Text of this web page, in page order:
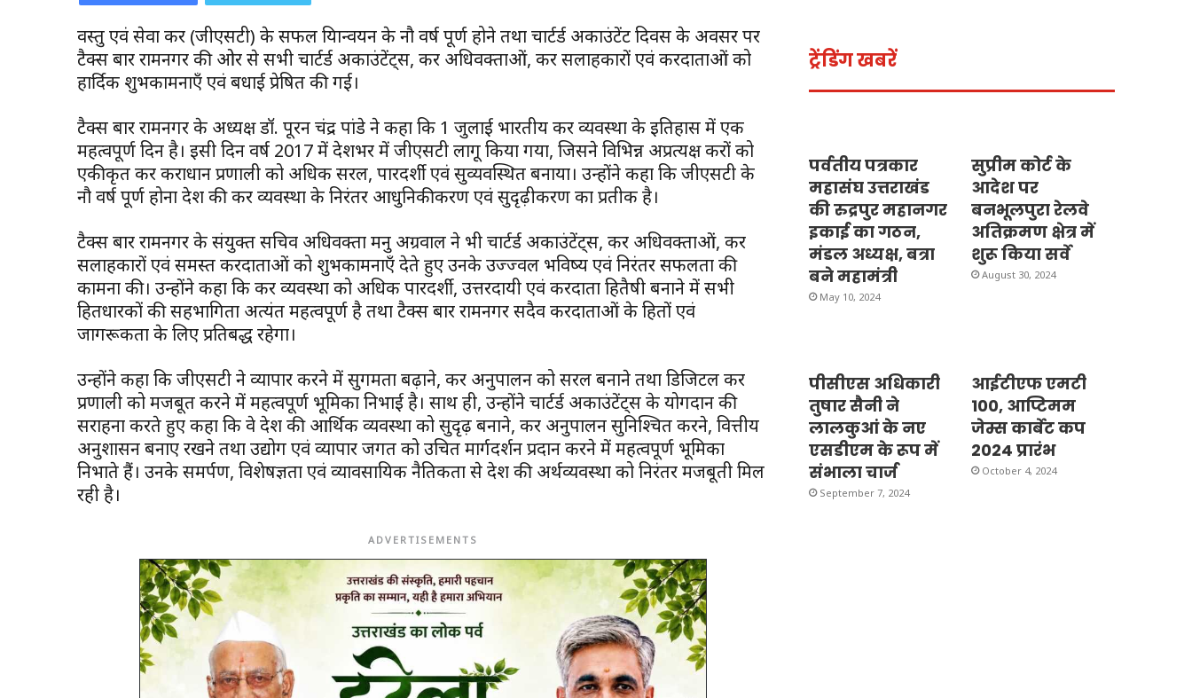
वस्तु एवं सेवा कर (जीएसटी) के सफल क्रियान्वयन के नौ वर्ष पूर्ण होने तथा चार्टर्ड अकाउंटेंट दिवस के अवसर पर
टैक्स बार रामनगर की ओर से सभी चार्टर्ड अकाउंटेंट्स, कर अधिवक्ताओं, कर सलाहकारों एवं करदाताओं को
हार्दिक शुभकामनाएँ एवं बधाई प्रेषित की गई।
टैक्स बार रामनगर के अध्यक्ष डॉ. पूरन चंद्र पांडे ने कहा कि 1 जुलाई भारतीय कर व्यवस्था के इतिहास में एक
महत्वपूर्ण दिन है। इसी दिन वर्ष 2017 में देशभर में जीएसटी लागू किया गया, जिसने विभिन्न अप्रत्यक्ष करों को
एकीकृत कर कराधान प्रणाली को अधिक सरल, पारदर्शी एवं सुव्यवस्थित बनाया। उन्होंने कहा कि जीएसटी के
नौ वर्ष पूर्ण होना देश की कर व्यवस्था के निरंतर आधुनिकीकरण एवं सुदृढ़ीकरण का प्रतीक है।
टैक्स बार रामनगर के संयुक्त सचिव अधिवक्ता मनु अग्रवाल ने भी चार्टर्ड अकाउंटेंट्स, कर अधिवक्ताओं, कर
सलाहकारों एवं समस्त करदाताओं को शुभकामनाएँ देते हुए उनके उज्ज्वल भविष्य एवं निरंतर सफलता की
कामना की। उन्होंने कहा कि कर व्यवस्था को अधिक पारदर्शी, उत्तरदायी एवं करदाता हितैषी बनाने में सभी
हितधारकों की सहभागिता अत्यंत महत्वपूर्ण है तथा टैक्स बार रामनगर सदैव करदाताओं के हितों एवं
जागरूकता के लिए प्रतिबद्ध रहेगा।
उन्होंने कहा कि जीएसटी ने व्यापार करने में सुगमता बढ़ाने, कर अनुपालन को सरल बनाने तथा डिजिटल कर
प्रणाली को मजबूत करने में महत्वपूर्ण भूमिका निभाई है। साथ ही, उन्होंने चार्टर्ड अकाउंटेंट्स के योगदान की
सराहना करते हुए कहा कि वे देश की आर्थिक व्यवस्था को सुदृढ़ बनाने, कर अनुपालन सुनिश्चित करने, वित्तीय
अनुशासन बनाए रखने तथा उद्योग एवं व्यापार जगत को उचित मार्गदर्शन प्रदान करने में महत्वपूर्ण भूमिका
निभाते हैं। उनके समर्पण, विशेषज्ञता एवं व्यावसायिक नैतिकता से देश की अर्थव्यवस्था को निरंतर मजबूती मिल
रही है।
ADVERTISEMENTS
ट्रेंडिंग खबरें
पर्वतीय पत्रकार
महासंघ उत्तराखंड
की रुद्रपुर महानगर
इकाई का गठन,
मंडल अध्यक्ष, बत्रा
बने महामंत्री
May 10, 2024
सुप्रीम कोर्ट के
आदेश पर
बनभूलपुरा रेलवे
अतिक्रमण क्षेत्र में
शुरू किया सर्वे
August 30, 2024
पीसीएस अधिकारी
तुषार सैनी ने
लालकुआं के नए
एसडीएम के रूप में
संभाला चार्ज
September 7, 2024
आईटीएफ एमटी
100, आप्टिमम
जेम्स कार्बेट कप
2024 प्रारंभ
October 4, 2024